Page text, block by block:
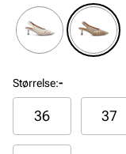
foten.
Størrelse:-
36 37